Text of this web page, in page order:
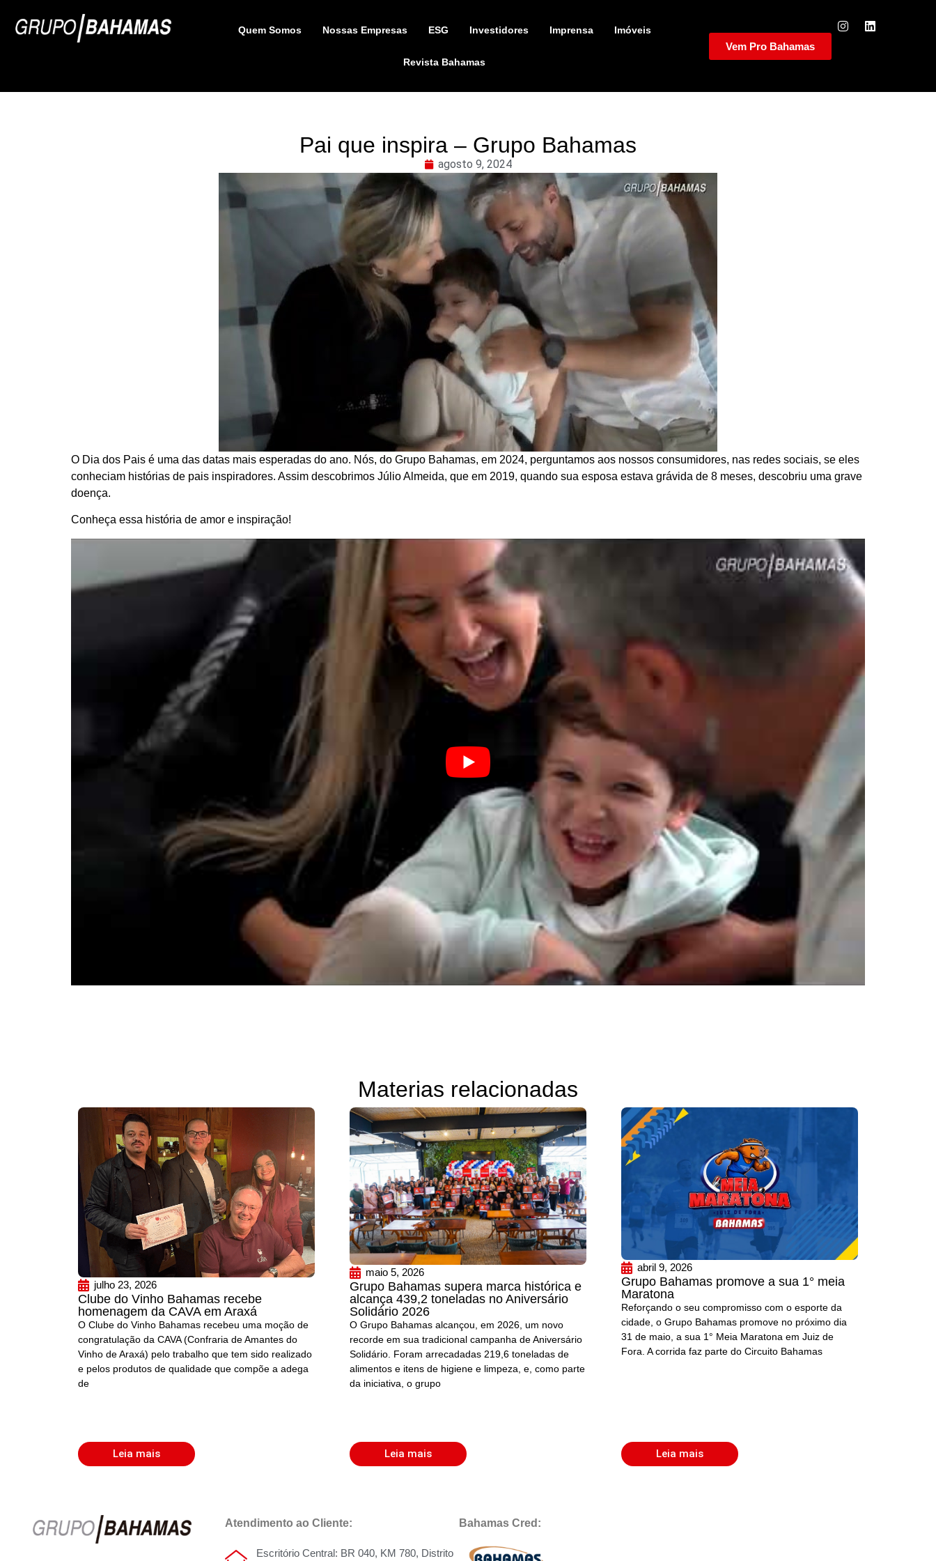
Quem Somos Nossas Empresas ESG Investidores Imprensa Imóveis
Revista Bahamas
Vem Pro Bahamas
Pai que inspira – Grupo Bahamas
agosto 9, 2024
O Dia dos Pais é uma das datas mais esperadas do ano. Nós, do Grupo Bahamas, em 2024, perguntamos aos nossos consumidores, nas redes sociais, se eles
conheciam histórias de pais inspiradores. Assim descobrimos Júlio Almeida, que em 2019, quando sua esposa estava grávida de 8 meses, descobriu uma grave
doença.
Conheça essa história de amor e inspiração!
Materias relacionadas
julho 23, 2026
Clube do Vinho Bahamas recebe
homenagem da CAVA em Araxá
O Clube do Vinho Bahamas recebeu uma moção de
congratulação da CAVA (Confraria de Amantes do
Vinho de Araxá) pelo trabalho que tem sido realizado
e pelos produtos de qualidade que compõe a adega
de
Leia mais
maio 5, 2026
Grupo Bahamas supera marca histórica e
alcança 439,2 toneladas no Aniversário
Solidário 2026
O Grupo Bahamas alcançou, em 2026, um novo
recorde em sua tradicional campanha de Aniversário
Solidário. Foram arrecadadas 219,6 toneladas de
alimentos e itens de higiene e limpeza, e, como parte
da iniciativa, o grupo
Leia mais
abril 9, 2026
Grupo Bahamas promove a sua 1° meia
Maratona
Reforçando o seu compromisso com o esporte da
cidade, o Grupo Bahamas promove no próximo dia
31 de maio, a sua 1° Meia Maratona em Juiz de
Fora. A corrida faz parte do Circuito Bahamas
Leia mais
Atendimento ao Cliente:
Escritório Central: BR 040, KM 780, Distrito
Bahamas Cred: